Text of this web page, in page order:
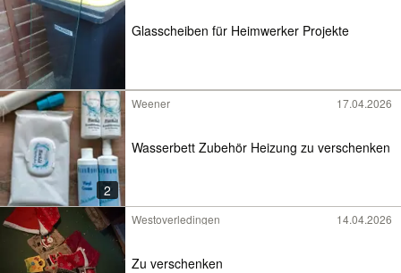
Glasscheiben für Heimwerker Projekte
2
Weener 17.04.2026
Wasserbett Zubehör Heizung zu verschenken
Westoverledingen 14.04.2026
Zu verschenken